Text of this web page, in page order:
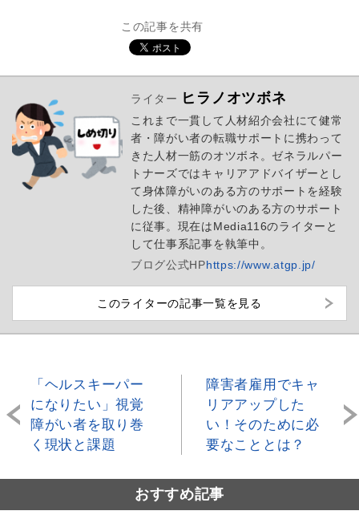
この記事を共有
ライター ヒラノオツボネ
これまで一貫して人材紹介会社にて健常
者・障がい者の転職サポートに携わって
きた人材一筋のオツボネ。ゼネラルパー
トナーズではキャリアアドバイザーとし
て身体障がいのある方のサポートを経験
した後、精神障がいのある方のサポート
に従事。現在はMedia116のライターと
して仕事系記事を執筆中。
ブログ公式HPhttps://www.atgp.jp/
このライターの記事一覧を見る
「ヘルスキーパー
になりたい」視覚
障がい者を取り巻
く現状と課題
障害者雇用でキャ
リアアップした
い！そのために必
要なこととは？
おすすめ記事